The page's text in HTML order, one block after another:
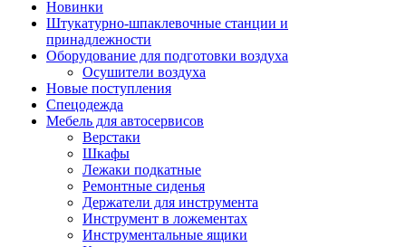
Новинки
Штукатурно-шпаклевочные станции и
принадлежности
Оборудование для подготовки воздуха
Осушители воздуха
Новые поступления
Спецодежда
Мебель для автосервисов
Верстаки
Шкафы
Лежаки подкатные
Ремонтные сиденья
Держатели для инструмента
Инструмент в ложементах
Инструментальные ящики